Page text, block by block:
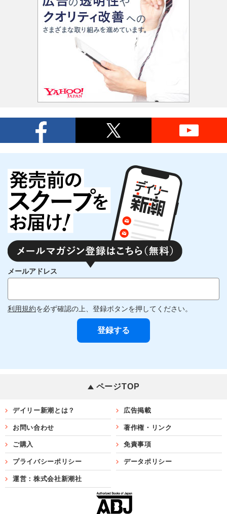
メールアドレス
利用規約を必ず確認の上、登録ボタンを押してください。
ページTOP
デイリー新潮とは？ 広告掲載
お問い合わせ 著作権・リンク
ご購入 免責事項
プライバシーポリシー データポリシー
運営：株式会社新潮社